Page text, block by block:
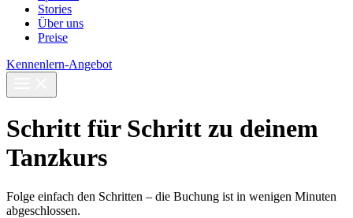
Stories
Über uns
Preise
Kennenlern-Angebot
Schritt für Schritt zu deinem
Tanzkurs
Folge einfach den Schritten – die Buchung ist in wenigen Minuten
abgeschlossen.